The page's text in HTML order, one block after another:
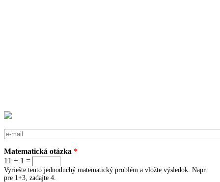
E-mail
Matematická otázka *
11 + 1 =
Vyriešte tento jednoduchý matematický problém a vložte výsledok. Napr.
pre 1+3, zadajte 4.